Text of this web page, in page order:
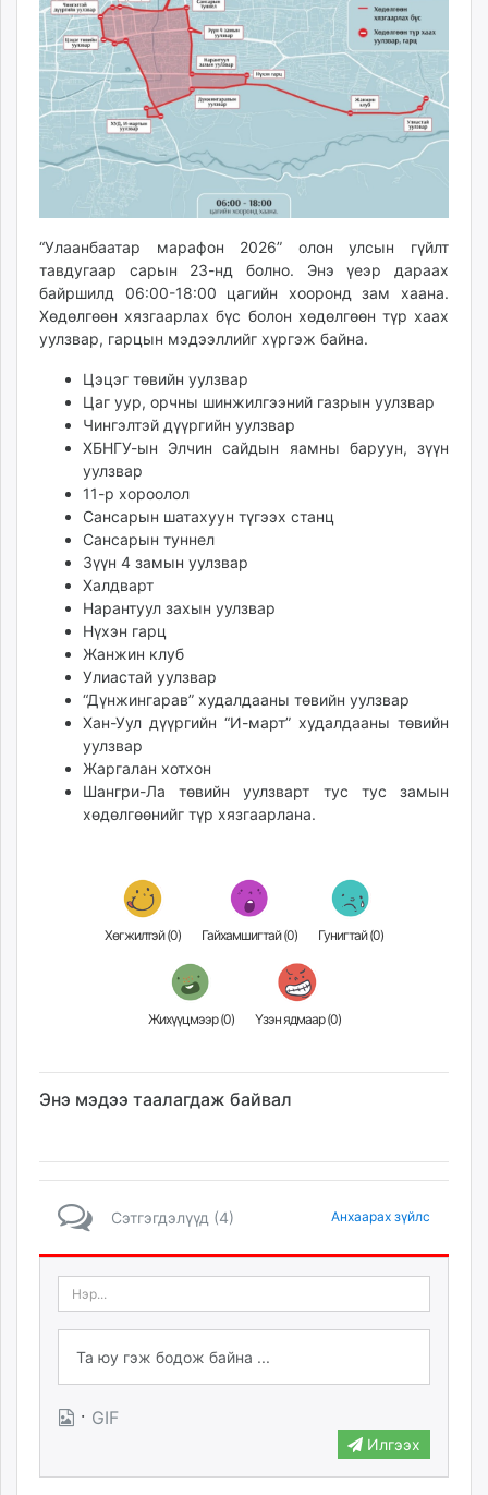
ikon.mn
mnb.mn
Livetv.mn
Eguur.mn
24tsag.mn
shuud.mn
eagle.mn
zuv.mn
mminfo.mn
ugluu.mn
urlag.mn
unen.mn
asu.mn
shudarga.mn
shuurhai.mn
unuudur.mn
isee.mn
mglradio.com
fact.mn
itoim.mn
tumen.mn
shuum.mn
times.mn
tvmongolia.mn
mass.mn
unegui.mn
assa.mn
“Улаанбаатар марафон 2026” олон улсын гүйлт
тавдугаар сарын 23-нд болно. Энэ үеэр дараах
байршилд 06:00-18:00 цагийн хооронд зам хаана.
Хөдөлгөөн хязгаарлах бүс болон хөдөлгөөн түр хаах
уулзвар, гарцын мэдээллийг хүргэж байна.
Цэцэг төвийн уулзвар
Цаг уур, орчны шинжилгээний газрын уулзвар
Чингэлтэй дүүргийн уулзвар
ХБНГУ-ын Элчин сайдын яамны баруун, зүүн
уулзвар
11-р хороолол
Сансарын шатахуун түгээх станц
Сансарын туннел
Зүүн 4 замын уулзвар
Халдварт
Нарантуул захын уулзвар
Нүхэн гарц
Жанжин клуб
Улиастай уулзвар
“Дүнжингарав” худалдааны төвийн уулзвар
Хан-Уул дүүргийн “И-март” худалдааны төвийн
уулзвар
Жаргалан хотхон
Шангри-Ла төвийн уулзварт тус тус замын
хөдөлгөөнийг түр хязгаарлана.
Хөгжилтэй (0) Гайхамшигтай (0) Гунигтай (0)
Жихүүцмээр (0) Үзэн ядмаар (0)
Энэ мэдээ таалагдаж байвал
Сэтгэгдэлүүд (4) Анхаарах зүйлс
· GIF
Илгээх